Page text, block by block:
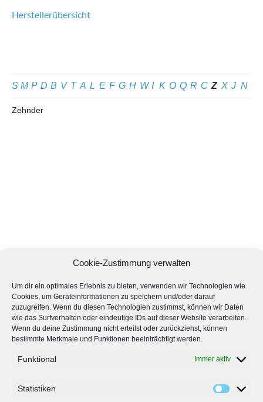
Cookie-Zustimmung verwalten
Um dir ein optimales Erlebnis zu bieten, verwenden wir Technologien wie
Cookies, um Geräteinformationen zu speichern und/oder darauf
zuzugreifen. Wenn du diesen Technologien zustimmst, können wir Daten
wie das Surfverhalten oder eindeutige IDs auf dieser Website verarbeiten.
Wenn du deine Zustimmung nicht erteilst oder zurückziehst, können
bestimmte Merkmale und Funktionen beeinträchtigt werden.
Funktional Immer aktiv
Statistiken
Herstellerübersicht
S M P D B V T A L E F G H W I K O Q R C Z X J N
Zehnder